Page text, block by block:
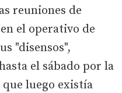
reuniones de
el operativo de
"disensos",
el sábado por la
luego existía